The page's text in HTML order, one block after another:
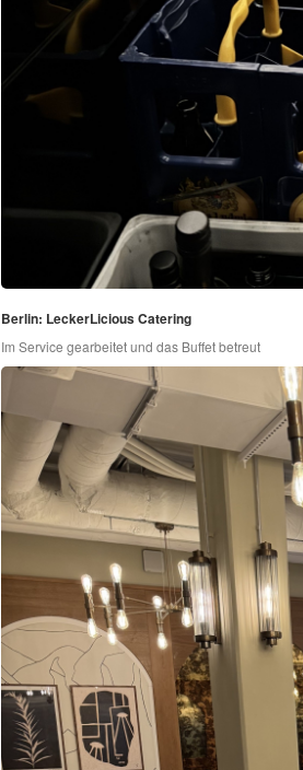
Berlin: LeckerLicious Catering
Im Service gearbeitet und das Buffet betreut